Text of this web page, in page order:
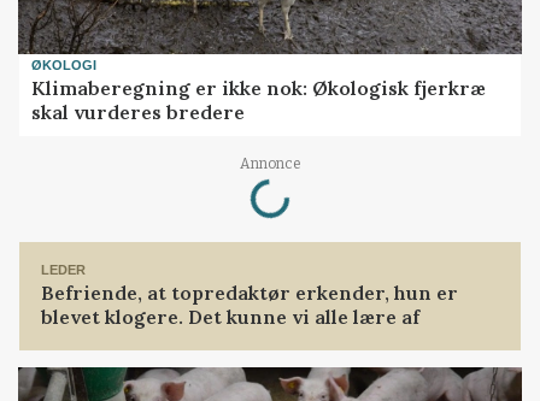
ØKOLOGI
Klimaberegning er ikke nok: Økologisk fjerkræ
skal vurderes bredere
Annonce
Loading...
LEDER
Befriende, at topredaktør erkender, hun er
blevet klogere. Det kunne vi alle lære af